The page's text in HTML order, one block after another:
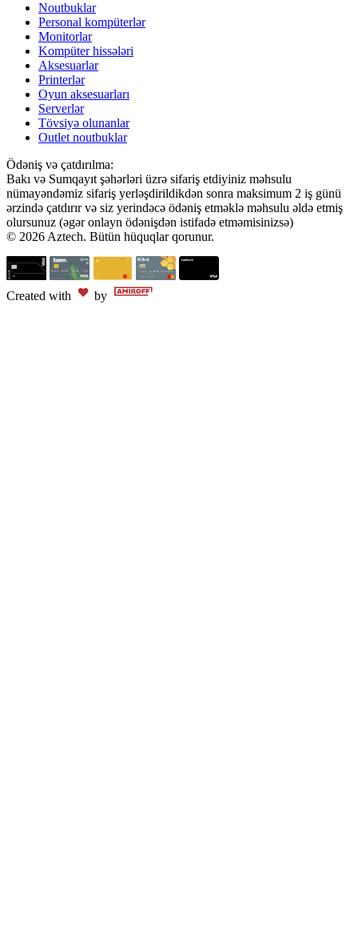
Noutbuklar
Personal kompüterlər
Monitorlar
Kompüter hissələri
Aksesuarlar
Printerlər
Oyun aksesuarları
Serverlər
Tövsiyə olunanlar
Outlet noutbuklar
Ödəniş və çatdırılma:
Bakı və Sumqayıt şəhərləri üzrə sifariş etdiyiniz məhsulu
nümayəndəmiz sifariş yerləşdirildikdən sonra maksimum 2 iş günü
ərzində çatdırır və siz yerindəcə ödəniş etməklə məhsulu əldə etmiş
olursunuz (əgər onlayn ödənişdən istifadə etməmisinizsə)
© 2026 Aztech. Bütün hüquqlar qorunur.
Created with by